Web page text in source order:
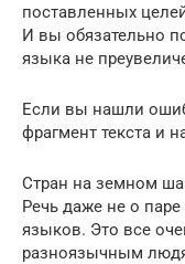
поставленных
И вы обязательно
языка не
Если вы нашли
фрагмент текста и
Стран на земном
Речь даже не о
языков. Это все
разноязычным